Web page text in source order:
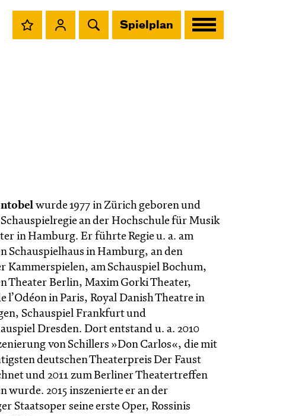
Spielplan
wurde 1977 in Zürich geboren und
an der Hochschule für Musik
in Hamburg. Er führte Regie u. a. am
Schauspielhaus in Hamburg, an den
Kammerspielen, am Schauspiel Bochum,
Theater Berlin, Maxim Gorki Theater,
l’Odéon in Paris, Royal Danish Theatre in
Schauspiel Frankfurt und
Dresden. Dort entstand u. a. 2010
von Schillers »Don Carlos«, die mit
deutschen Theaterpreis Der Faust
und 2011 zum Berliner Theatertreffen
wurde. 2015 inszenierte er an der
Staatsoper seine erste Oper, Rossinis